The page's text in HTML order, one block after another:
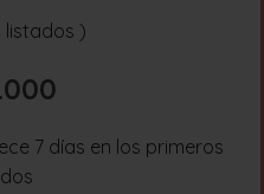
listados )
7 días en los primeros